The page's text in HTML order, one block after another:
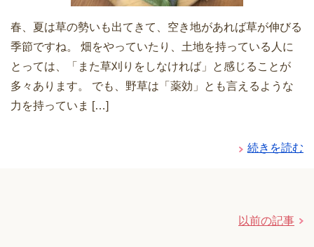
春、夏は草の勢いも出てきて、空き地があれば草が伸びる
季節ですね。 畑をやっていたり、土地を持っている人に
とっては、「また草刈りをしなければ」と感じることが
多々あります。 でも、野草は「薬効」とも言えるような
力を持っていま […]
続きを読む
以前の記事